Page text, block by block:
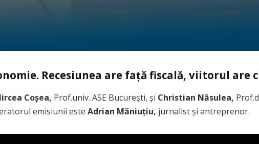
Recesiunea are față fiscală, viitorul are
Coșea, Prof.univ. ASE București, și Christian Năsulea,
emisiunii este Adrian Măniuțiu, jurnalist și antreprenor.